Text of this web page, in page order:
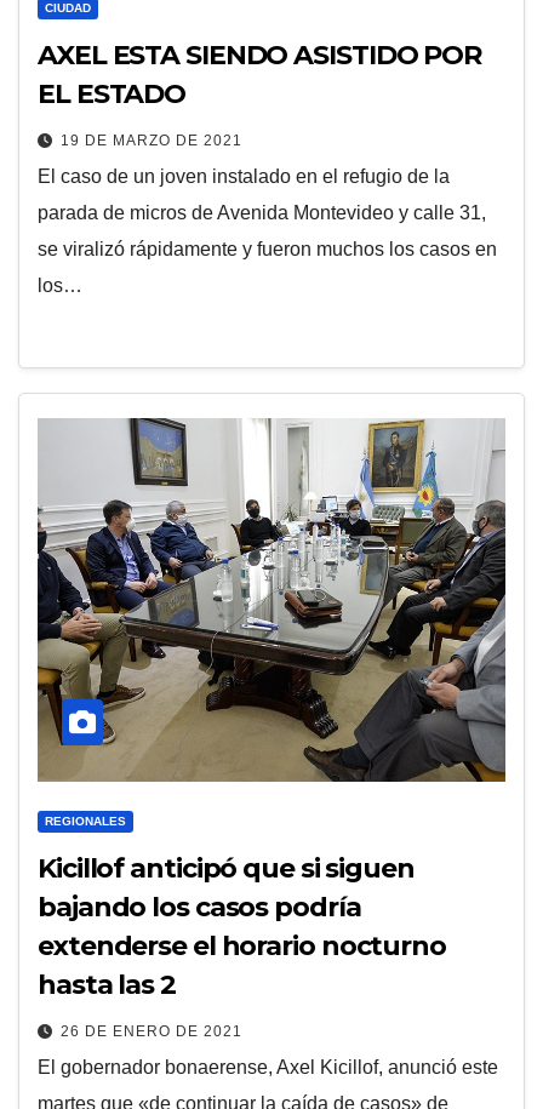
CIUDAD
AXEL ESTA SIENDO ASISTIDO POR
EL ESTADO
19 DE MARZO DE 2021
El caso de un joven instalado en el refugio de la
parada de micros de Avenida Montevideo y calle 31,
se viralizó rápidamente y fueron muchos los casos en
los…
REGIONALES
Kicillof anticipó que si siguen
bajando los casos podría
extenderse el horario nocturno
hasta las 2
26 DE ENERO DE 2021
El gobernador bonaerense, Axel Kicillof, anunció este
martes que «de continuar la caída de casos» de